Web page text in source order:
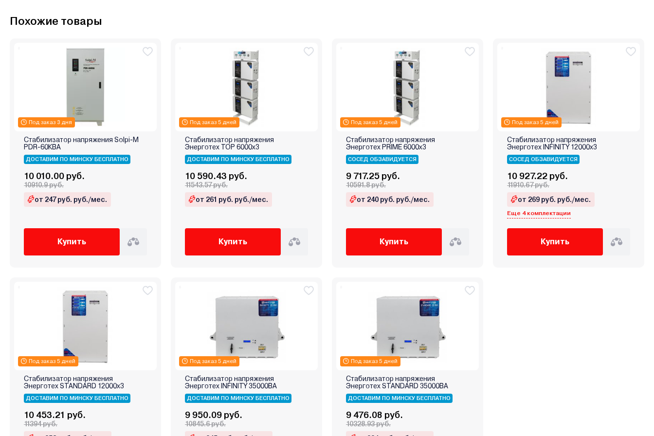
Похожие товары
Под заказ 3 дня
Стабилизатор напряжения Solpi-M
PDR-60КВА
ДОСТАВИМ ПО МИНСКУ БЕСПЛАТНО
10 010.00 руб.
10910.9 руб.
от 247 руб. руб./мес.
Купить
Под заказ 5 дней
Стабилизатор напряжения
Энерготех TOP 6000х3
ДОСТАВИМ ПО МИНСКУ БЕСПЛАТНО
10 590.43 руб.
11543.57 руб.
от 261 руб. руб./мес.
Купить
Под заказ 5 дней
Стабилизатор напряжения
Энерготех PRIME 6000х3
СОСЕД ОБЗАВИДУЕТСЯ
9 717.25 руб.
10591.8 руб.
от 240 руб. руб./мес.
Купить
Под заказ 5 дней
Стабилизатор напряжения
Энерготех INFINITY 12000х3
СОСЕД ОБЗАВИДУЕТСЯ
10 927.22 руб.
11910.67 руб.
от 269 руб. руб./мес.
Еще 4 комплектации
Купить
Под заказ 5 дней
Стабилизатор напряжения
Энерготех STANDARD 12000х3
ДОСТАВИМ ПО МИНСКУ БЕСПЛАТНО
10 453.21 руб.
11394 руб.
Под заказ 5 дней
Стабилизатор напряжения
Энерготех INFINITY 35000ВА
ДОСТАВИМ ПО МИНСКУ БЕСПЛАТНО
9 950.09 руб.
10845.6 руб.
Под заказ 5 дней
Стабилизатор напряжения
Энерготех STANDARD 35000ВА
ДОСТАВИМ ПО МИНСКУ БЕСПЛАТНО
9 476.08 руб.
10328.93 руб.